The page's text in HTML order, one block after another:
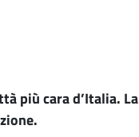
più cara d’Italia. La